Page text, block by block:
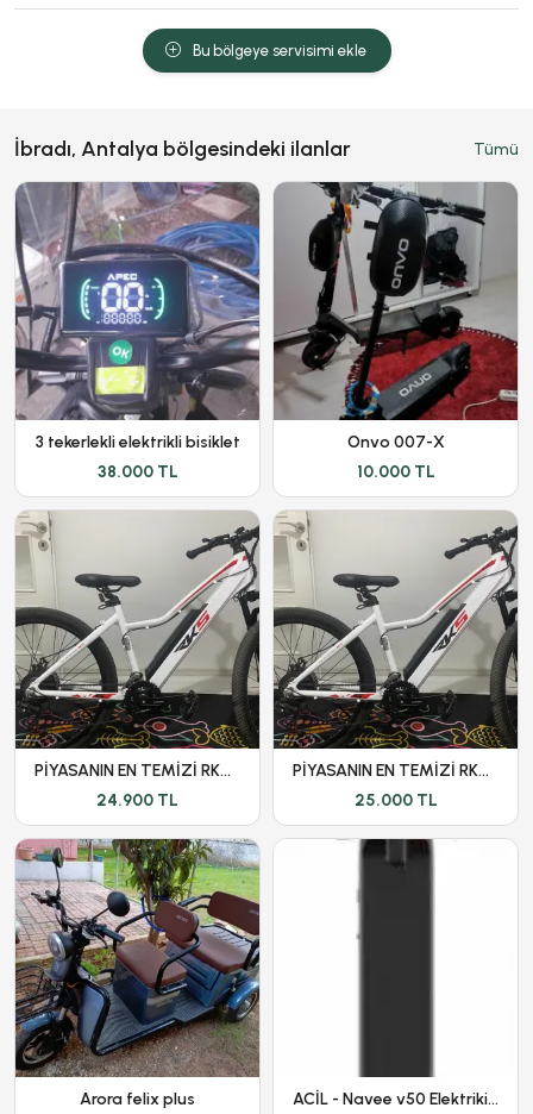
Bu bölgeye servisimi ekle
İbradı, Antalya bölgesindeki ilanlar Tümü
3 tekerlekli elektrikli bisiklet
38.000 TL
Onvo 007-X
10.000 TL
PİYASANIN EN TEMİZİ RKS T7 SIFIRI 42,750 TL
24.900 TL
PİYASANIN EN TEMİZİ RKS T7 SIFIRI 42,750 TL
25.000 TL
Arora felix plus
ACİL - Navee v50 Elektriki Scooter